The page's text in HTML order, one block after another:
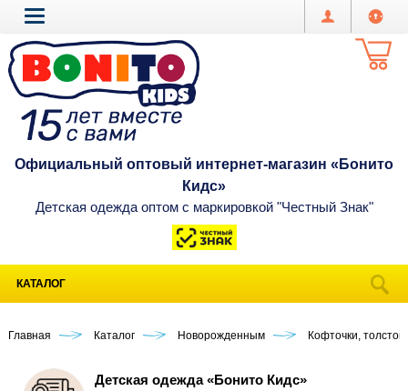
Официальный оптовый интернет-магазин «Бонито
Кидс»
Детская одежда оптом с маркировкой "Честный Знак"
КАТАЛОГ
Главная Каталог Новорожденным Кофточки,
Детская одежда «Бонито Кидс»